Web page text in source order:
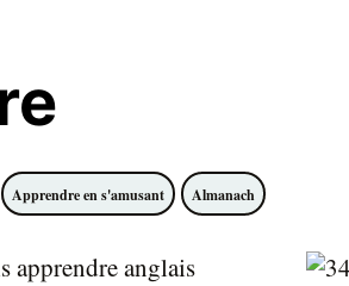
Apprendre en s'amusant Almanach